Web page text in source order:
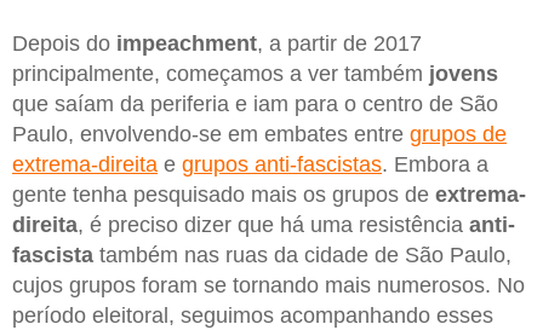
Depois do impeachment, a partir de 2017
principalmente, começamos a ver também jovens
que saíam da periferia e iam para o centro de São
Paulo, envolvendo-se em embates entre grupos de
extrema-direita e grupos anti-fascistas. Embora a
gente tenha pesquisado mais os grupos de extrema-
direita, é preciso dizer que há uma resistência anti-
fascista também nas ruas da cidade de São Paulo,
cujos grupos foram se tornando mais numerosos. No
período eleitoral, seguimos acompanhando esses